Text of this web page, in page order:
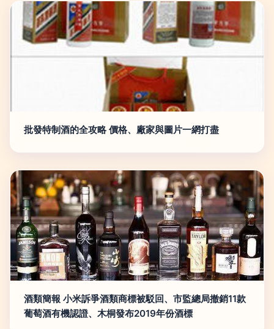
批發特制酒的全攻略 價格、廠家與圖片一網打盡
酒類簡報 小米訴爭酒類商標被駁回、市監總局撤銷11款
葡萄酒有機認證、木桐發布2019年份酒標